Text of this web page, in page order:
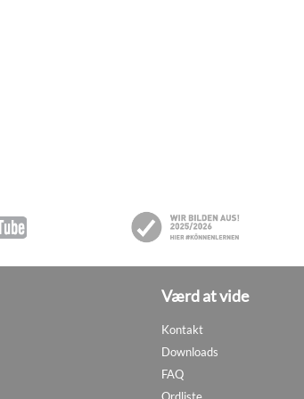
Værd at vide
Kontakt
Downloads
FAQ